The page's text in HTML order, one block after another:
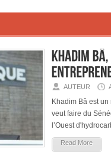
AUTEUR
Khadim Bâ est
veut faire du
l’Ouest
Read More